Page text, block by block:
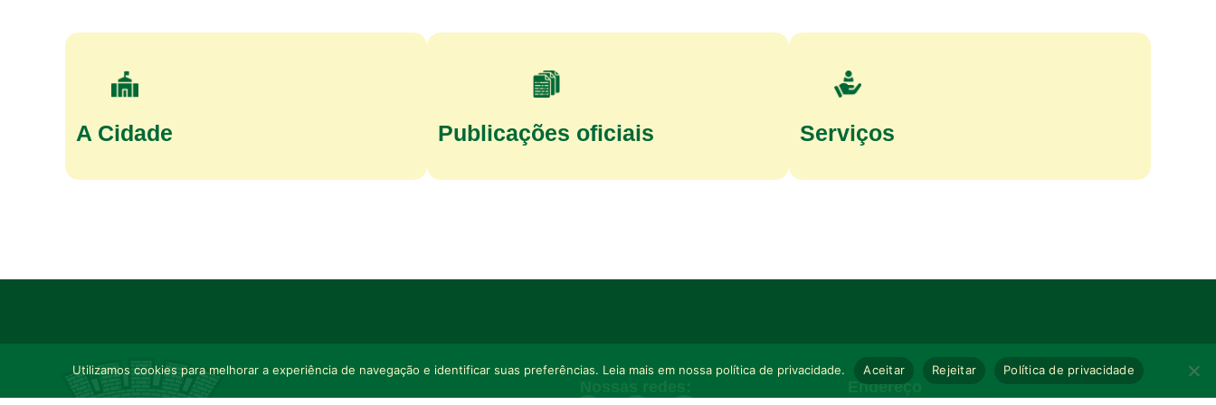
A Cidade Publicações oficiais Serviços
Endereço
Utilizamos cookies para melhorar a experiência de navegação e identificar suas preferências. Leia mais em nossa política de privacidade. Aceitar Rejeitar Política de privacidade